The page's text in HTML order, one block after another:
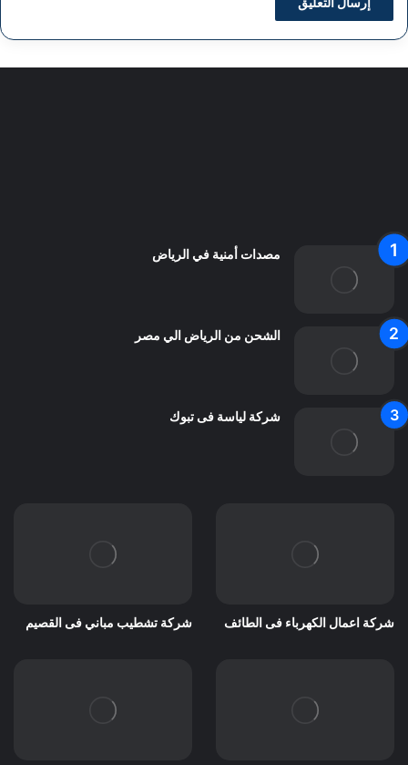
مصدات أمنية في الرياض
الشحن من الرياض الي مصر
شركة لياسة فى تبوك
شركة اعمال الكهرباء فى الطائف شركة تشطيب مباني فى القصيم